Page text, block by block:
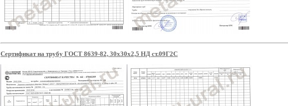
Сертификат на трубу ГОСТ 8639-82, 30x30x2,5 НД ст.09Г2С